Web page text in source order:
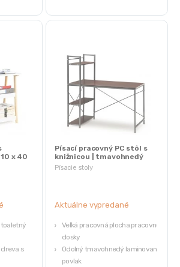
x 40
toaletný
s
Písacie stoly
Písací pracovný PC stôl s
knižnicou | tmavohnedý
Aktuálne vypredané
Veľká pracovná plocha pracovnej
dosky
Odolný tmavohnedý laminovaný
povlak